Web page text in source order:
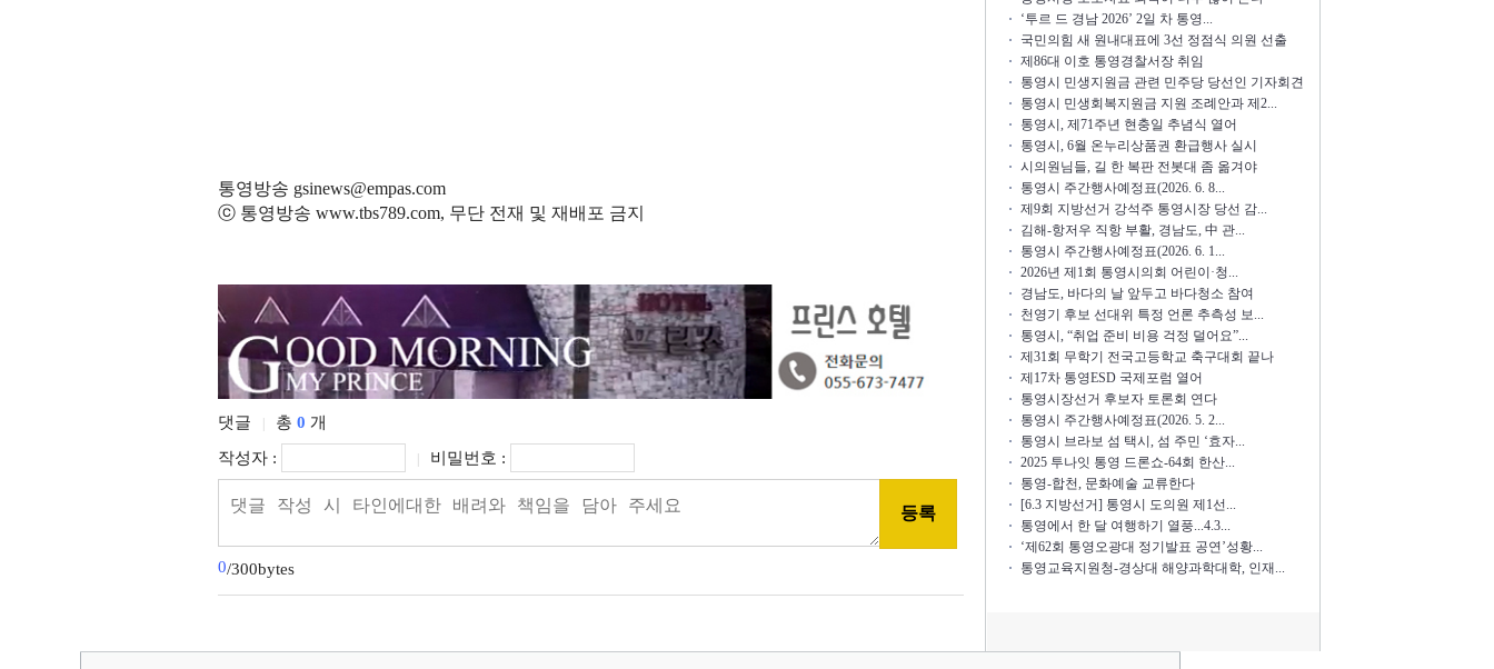
통영방송 gsinews@empas.com
ⓒ 통영방송 www.tbs789.com, 무단 전재 및 재배포 금지
댓글 총 0 개
작성자 :
비밀번호 :
0/300bytes
‘투르 드 경남 2026’ 2일 차 통영...
국민의힘 새 원내대표에 3선 정점식 의원 선출
제86대 이호 통영경찰서장 취임
통영시 민생지원금 관련 민주당 당선인 기자회견
통영시 민생회복지원금 지원 조례안과 제2...
통영시, 제71주년 현충일 추념식 열어
통영시, 6월 온누리상품권 환급행사 실시
시의원님들, 길 한 복판 전봇대 좀 옮겨야
통영시 주간행사예정표(2026. 6. 8...
제9회 지방선거 강석주 통영시장 당선 감...
김해-항저우 직항 부활, 경남도, 中 관...
통영시 주간행사예정표(2026. 6. 1...
2026년 제1회 통영시의회 어린이·청...
경남도, 바다의 날 앞두고 바다청소 참여
천영기 후보 선대위 특정 언론 추측성 보...
통영시, “취업 준비 비용 걱정 덜어요”...
제31회 무학기 전국고등학교 축구대회 끝나
제17차 통영ESD 국제포럼 열어
통영시장선거 후보자 토론회 연다
통영시 주간행사예정표(2026. 5. 2...
통영시 브라보 섬 택시, 섬 주민 ‘효자...
2025 투나잇 통영 드론쇼-64회 한산...
통영-합천, 문화예술 교류한다
[6.3 지방선거] 통영시 도의원 제1선...
통영에서 한 달 여행하기 열풍...4.3...
‘제62회 통영오광대 정기발표 공연’성황...
통영교육지원청-경상대 해양과학대학, 인재...